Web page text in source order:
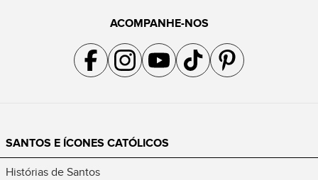
ACOMPANHE-NOS
Acompanhe a gente no Facebook
Acompanhe a gente no Instagram
Acompanhe a gente no YouTube
Acompanhe a gente no TikTok
Acompanhe a gente no
SANTOS E ÍCONES CATÓLICOS
Histórias de Santos